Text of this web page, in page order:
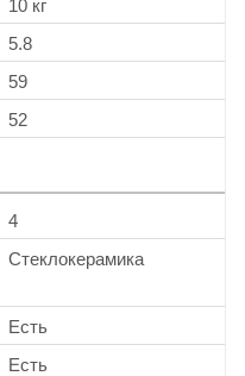
10 кг
5.8
59
52
4
Стеклокерамика
Есть
Есть